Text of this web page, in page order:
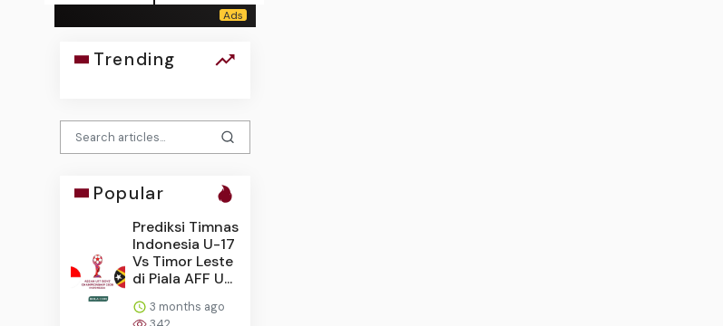
Trending
Popular
Prediksi Timnas
Indonesia U-17
Vs Timor Leste
di Piala AFF U...
3 months ago